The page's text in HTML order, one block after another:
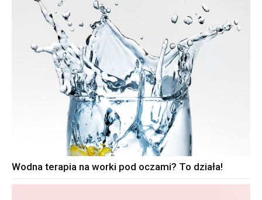
Wodna terapia na worki pod oczami? To działa!